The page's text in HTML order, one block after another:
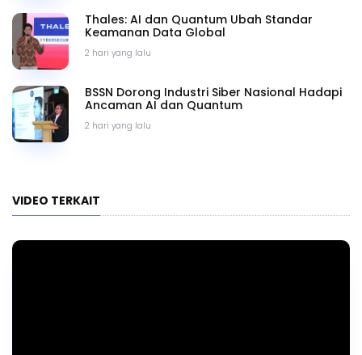
2 hari yang lalu
Thales: AI dan Quantum Ubah Standar
Keamanan Data Global
2 hari yang lalu
BSSN Dorong Industri Siber Nasional Hadapi
Ancaman AI dan Quantum
VIDEO TERKAIT